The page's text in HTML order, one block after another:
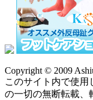
Copyright © 2009
このサイト内で使
の一切の無断転載、